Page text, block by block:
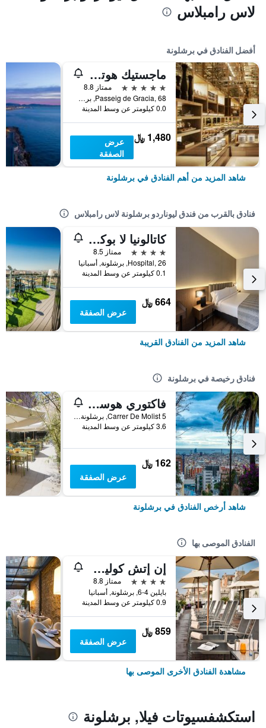
لاس رامبلاس
أفضل الفنادق في برشلونة
ماجستيك هوتل آند سبا برشلونة جي إل
5 نجوم
ممتاز 8.8
Passeig de Gracia, 68, برشلونة, أسبانيا
0.0 كيلومتر عن وسط المدينة
1,480 ﷼
عرض
الصفقة
شاهد المزيد من أهم الفنادق في برشلونة
فنادق بالقرب من فندق ليوناردو برشلونة لاس رامبلاس
كاتالونيا لا بوكيريا
4 نجوم
ممتاز 8.5
Hospital, 26, برشلونة, أسبانيا
0.1 كيلومتر عن وسط المدينة
664 ﷼
عرض الصفقة
شاهد المزيد من الفنادق القريبة
فنادق رخيصة في برشلونة
فاكتوري هوستلز بارسيلونا
Carrer De Molist 5, برشلونة, أسبانيا
3.6 كيلومتر عن وسط المدينة
162 ﷼
عرض الصفقة
شاهد أرخص الفنادق في برشلونة
الفنادق الموصى بها
إن إتش كوليكشن برشلونة بوديوم
4 نجوم
ممتاز 8.8
بايلين 4-6, برشلونة, أسبانيا
0.9 كيلومتر عن وسط المدينة
859 ﷼
عرض الصفقة
مشاهدة الفنادق الأخرى الموصى بها
استكشفسيوتات فيلا, برشلونة